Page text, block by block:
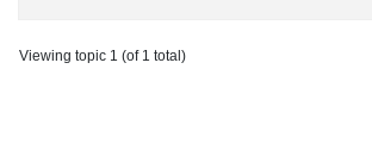
Viewing topic 1 (of 1 total)